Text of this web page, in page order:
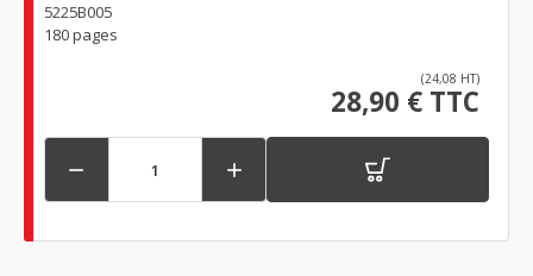
5225B005
180 pages
(24,08 HT)
28,90 € TTC
 